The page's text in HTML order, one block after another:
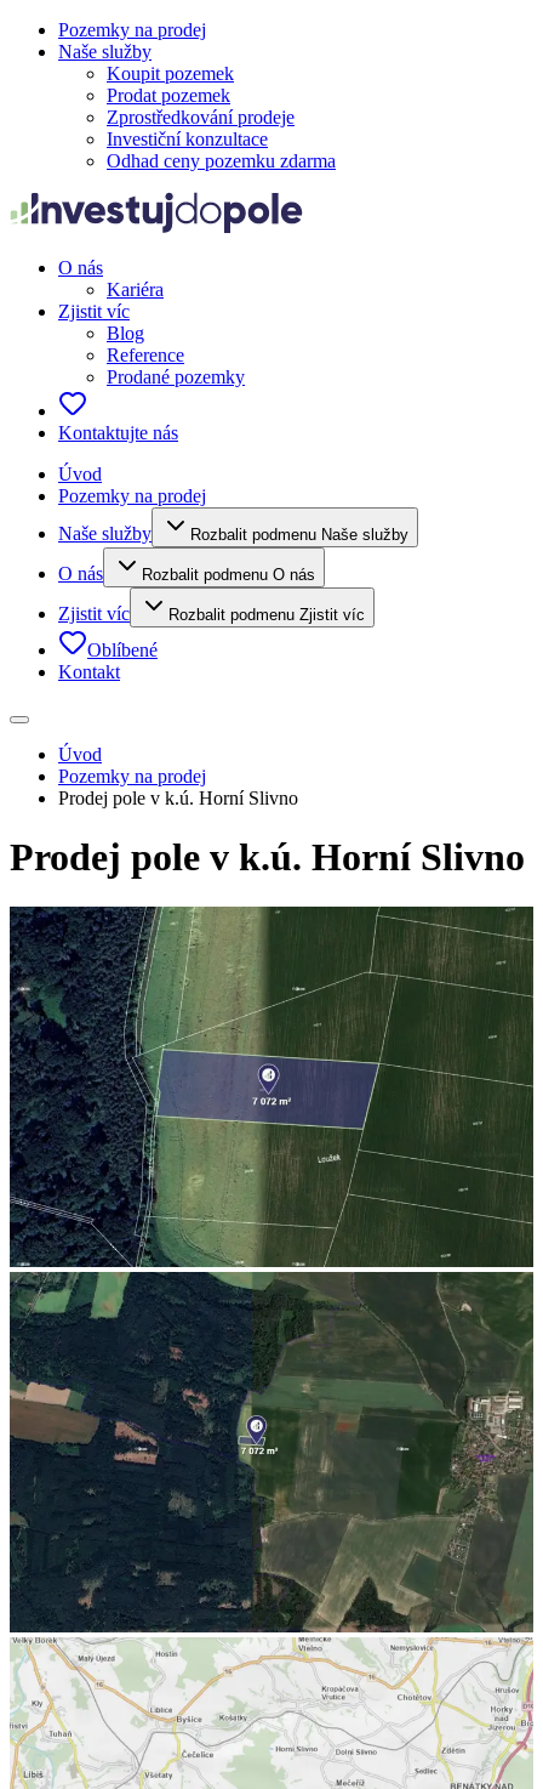
Pozemky na prodej
Naše služby
Koupit pozemek
Prodat pozemek
Zprostředkování prodeje
Investiční konzultace
Odhad ceny pozemku zdarma
O nás
Kariéra
Zjistit víc
Blog
Reference
Prodané pozemky
Kontaktujte nás
Úvod
Pozemky na prodej
Naše služby
Rozbalit podmenu Naše služby
O nás Rozbalit podmenu O nás
Zjistit víc Rozbalit podmenu Zjistit víc
Oblíbené
Kontakt
Úvod
Pozemky na prodej
Prodej pole v k.ú. Horní Slivno
Prodej pole v k.ú. Horní Slivno